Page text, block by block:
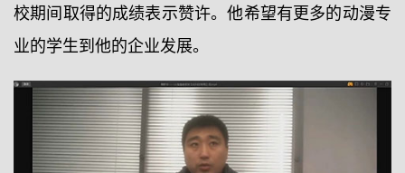
校期间取得的成绩表示赞许。他希望有更多的动漫专
业的学生到他的企业发展。